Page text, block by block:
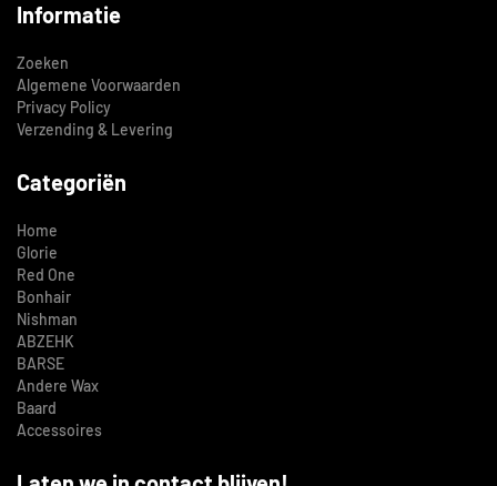
Informatie
Zoeken
Algemene Voorwaarden
Privacy Policy
Verzending & Levering
Categoriën
Home
Glorie
Red One
Bonhair
Nishman
ABZEHK
BARSE
Andere Wax
Baard
Accessoires